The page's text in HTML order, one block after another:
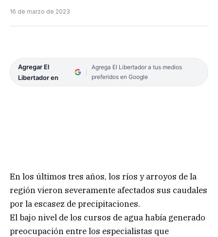
16 de marzo de 2023
Agregar El
Libertador en
Agrega El Libertador a tus medios
preferidos en Google
En los últimos tres años, los ríos y arroyos de la
región vieron severamente afectados sus caudales
por la escasez de precipitaciones.
El bajo nivel de los cursos de agua había generado
preocupación entre los especialistas que